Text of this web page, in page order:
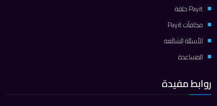
Payit حلقة
مكافآت Payit
الأسئلة الشائعة
المساعدة
روابط مفيدة